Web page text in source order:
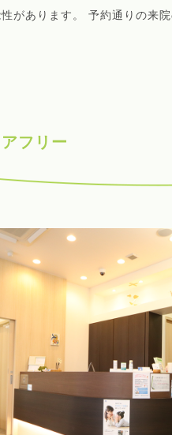
があります。 予約通りの来
フリー